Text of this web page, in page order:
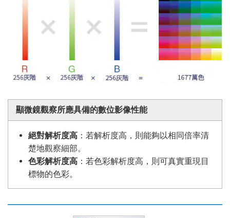
顯微鏡觀察所應具備的數位影像性能
絕對解析度高 ：若解析度高，則能夠以相同倍率清
楚地觀察細部。
色彩解析度高 ：若色彩解析度高，則可真實重現目
標物的色彩。